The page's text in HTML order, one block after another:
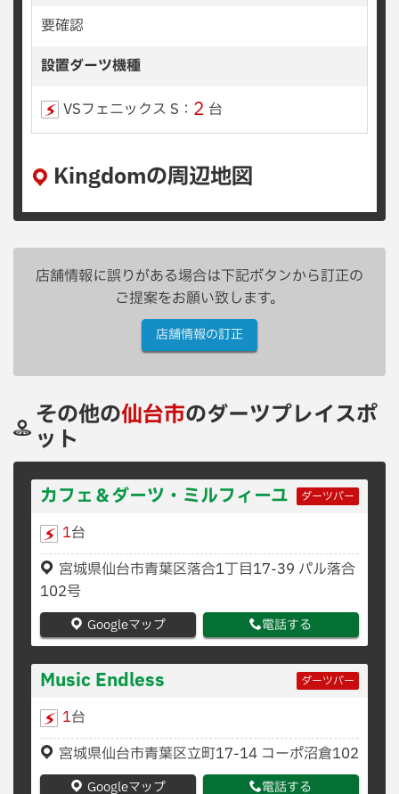
要確認
設置ダーツ機種
VSフェニックス S： 2 台
Kingdomの周辺地図
店舗情報に誤りがある場合は下記ボタンから訂正の
ご提案をお願い致します。
店舗情報の訂正
その他の仙台市のダーツプレイスポ
ット
カフェ＆ダーツ・ミルフィーユ ダーツバー
1台
宮城県仙台市青葉区落合1丁目17-39 パル落合
102号
Googleマップ 電話する
Music Endless ダーツバー
1台
宮城県仙台市青葉区立町17-14 コーポ沼倉102
Googleマップ 電話する